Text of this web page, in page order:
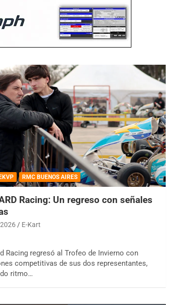
RMC BUENOS AIRES
Racing: Un regreso con señales
E-Kart
Racing regresó al Trofeo de Invierno con
competitivas de sus dos representantes,
ritmo…